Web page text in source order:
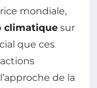
mondiale,
climatique sur
que ces
de la